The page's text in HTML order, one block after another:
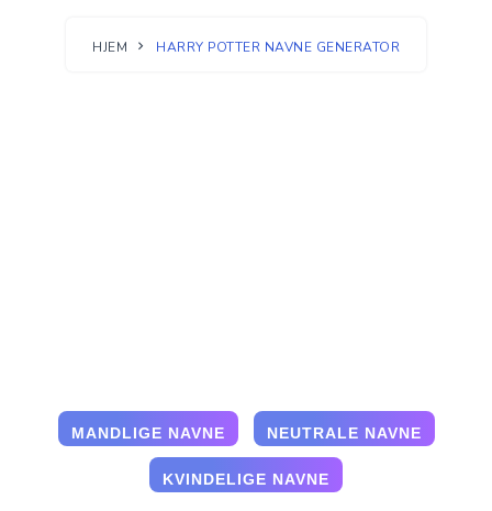
HJEM HARRY POTTER NAVNE GENERATOR